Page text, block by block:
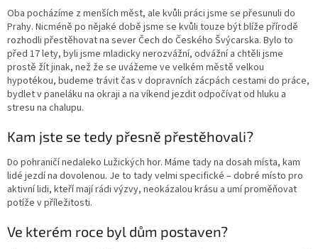
Oba pocházíme z menších měst, ale kvůli práci jsme se přesunuli do
Prahy. Nicméně po nějaké době jsme se kvůli touze být blíže přírodě
rozhodli přestěhovat na sever Čech do Českého Švýcarska. Bylo to
před 17 lety, byli jsme mladicky nerozvážní, odvážní a chtěli jsme
prostě žít jinak, než že se uvážeme ve velkém městě velkou
hypotékou, budeme trávit čas v dopravních zácpách cestami do práce,
bydlet v paneláku na okraji a na víkend jezdit odpočívat od hluku a
stresu na chalupu.
Kam jste se tedy přesně přestěhovali?
Do pohraničí nedaleko Lužických hor. Máme tady na dosah místa, kam
lidé jezdí na dovolenou. Je to tady velmi specifické – dobré místo pro
aktivní lidi, kteří mají rádi výzvy, neokázalou krásu a umí proměňovat
potíže v příležitosti.
Ve kterém roce byl dům postaven?